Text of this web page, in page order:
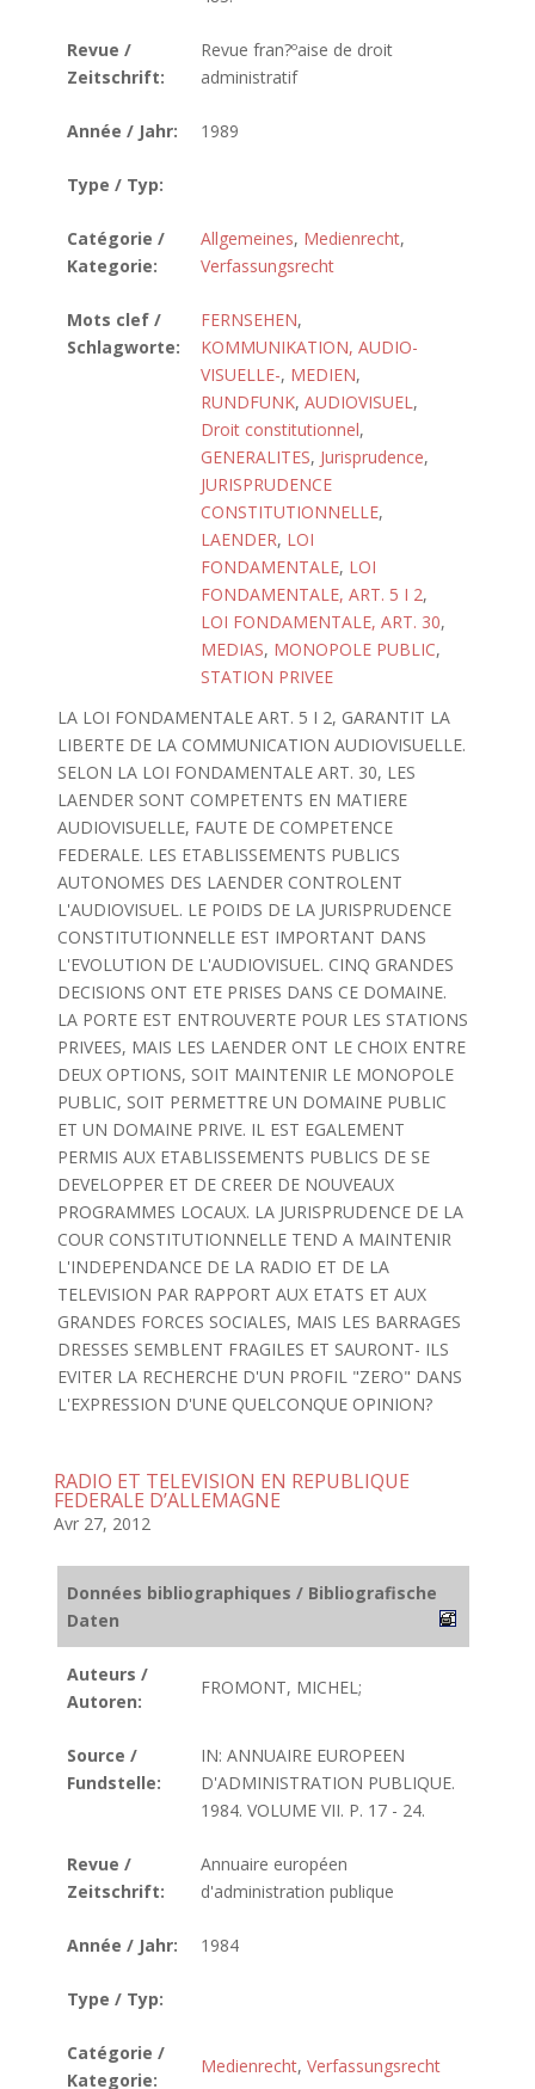
Revue /
Zeitschrift:
Revue fran?ºaise de droit
administratif
Année / Jahr: 1989
Type / Typ:
Catégorie /
Kategorie:
Allgemeines, Medienrecht,
Verfassungsrecht
Mots clef /
Schlagworte:
FERNSEHEN,
KOMMUNIKATION, AUDIO-
VISUELLE-, MEDIEN,
RUNDFUNK, AUDIOVISUEL,
Droit constitutionnel,
GENERALITES, Jurisprudence,
JURISPRUDENCE
CONSTITUTIONNELLE,
LAENDER, LOI
FONDAMENTALE, LOI
FONDAMENTALE, ART. 5 I 2,
LOI FONDAMENTALE, ART. 30,
MEDIAS, MONOPOLE PUBLIC,
STATION PRIVEE
LA LOI FONDAMENTALE ART. 5 I 2, GARANTIT LA
LIBERTE DE LA COMMUNICATION AUDIOVISUELLE.
SELON LA LOI FONDAMENTALE ART. 30, LES
LAENDER SONT COMPETENTS EN MATIERE
AUDIOVISUELLE, FAUTE DE COMPETENCE
FEDERALE. LES ETABLISSEMENTS PUBLICS
AUTONOMES DES LAENDER CONTROLENT
L'AUDIOVISUEL. LE POIDS DE LA JURISPRUDENCE
CONSTITUTIONNELLE EST IMPORTANT DANS
L'EVOLUTION DE L'AUDIOVISUEL. CINQ GRANDES
DECISIONS ONT ETE PRISES DANS CE DOMAINE.
LA PORTE EST ENTROUVERTE POUR LES STATIONS
PRIVEES, MAIS LES LAENDER ONT LE CHOIX ENTRE
DEUX OPTIONS, SOIT MAINTENIR LE MONOPOLE
PUBLIC, SOIT PERMETTRE UN DOMAINE PUBLIC
ET UN DOMAINE PRIVE. IL EST EGALEMENT
PERMIS AUX ETABLISSEMENTS PUBLICS DE SE
DEVELOPPER ET DE CREER DE NOUVEAUX
PROGRAMMES LOCAUX. LA JURISPRUDENCE DE LA
COUR CONSTITUTIONNELLE TEND A MAINTENIR
L'INDEPENDANCE DE LA RADIO ET DE LA
TELEVISION PAR RAPPORT AUX ETATS ET AUX
GRANDES FORCES SOCIALES, MAIS LES BARRAGES
DRESSES SEMBLENT FRAGILES ET SAURONT- ILS
EVITER LA RECHERCHE D'UN PROFIL "ZERO" DANS
L'EXPRESSION D'UNE QUELCONQUE OPINION?
RADIO ET TELEVISION EN REPUBLIQUE
FEDERALE D’ALLEMAGNE
Avr 27, 2012
Données bibliographiques / Bibliografische
Daten
Auteurs /
Autoren:
FROMONT, MICHEL;
Source /
Fundstelle:
IN: ANNUAIRE EUROPEEN
D'ADMINISTRATION PUBLIQUE.
1984. VOLUME VII. P. 17 - 24.
Revue /
Zeitschrift:
Annuaire européen
d'administration publique
Année / Jahr: 1984
Type / Typ:
Catégorie /
Kategorie:
Medienrecht, Verfassungsrecht